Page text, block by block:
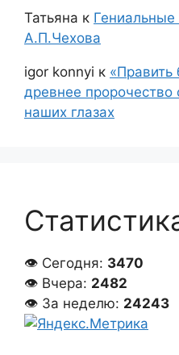
Татьяна к
А.П.Чехова
igor konnyi к «Править
древнее
наших глазах
👁 Сегодня: 3470
👁 Вчера: 2482
👁 За неделю: 24243